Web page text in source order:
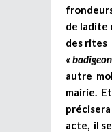
de ladite
des rites
«
autre
mairie.
acte, il